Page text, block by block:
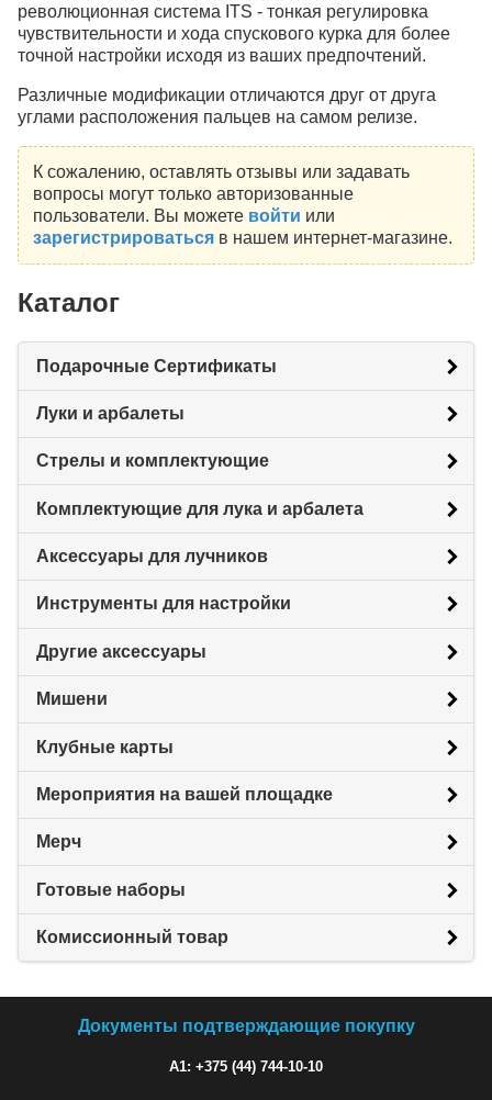
революционная система ITS - тонкая регулировка
чувствительности и хода спускового курка для более
точной настройки исходя из ваших предпочтений.
Различные модификации отличаются друг от друга
углами расположения пальцев на самом релизе.
К сожалению, оставлять отзывы или задавать
вопросы могут только авторизованные
пользователи. Вы можете войти или
зарегистрироватьсяв нашем интернет-магазине.
Каталог
Подарочные Сертификаты
Луки и арбалеты
Стрелы и комплектующие
Комплектующие для лука и арбалета
Аксессуары для лучников
Инструменты для настройки
Другие аксессуары
Мишени
Клубные карты
Мероприятия на вашей площадке
Мерч
Готовые наборы
Комиссионный товар
Документы подтверждающие покупку
A1: +375 (44) 744-10-10